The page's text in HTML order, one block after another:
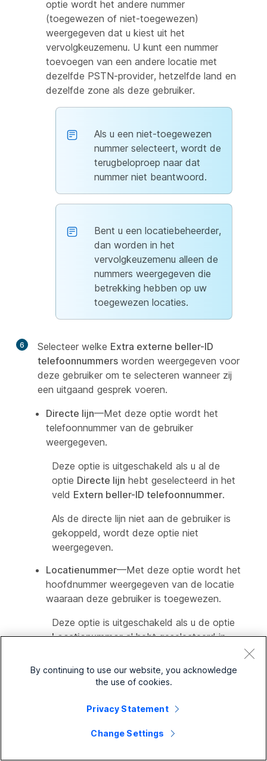
optie wordt het andere nummer
(toegewezen of niet-toegewezen)
weergegeven dat u kiest uit het
vervolgkeuzemenu. U kunt een nummer
toevoegen van een andere locatie met
dezelfde PSTN-provider, hetzelfde land en
dezelfde zone als deze gebruiker.
Als u een niet-toegewezen
nummer selecteert, wordt de
terugbeloproep naar dat
nummer niet beantwoord.
Bent u een locatiebeheerder,
dan worden in het
vervolgkeuzemenu alleen de
nummers weergegeven die
betrekking hebben op uw
toegewezen locaties.
6 Selecteer welke Extra externe beller-ID
telefoonnummers worden weergegeven voor
deze gebruiker om te selecteren wanneer zij
een uitgaand gesprek voeren.
Directe lijn—Met deze optie wordt het
telefoonnummer van de gebruiker
weergegeven.
Deze optie is uitgeschakeld als u al de
optie Directe lijn hebt geselecteerd in het
veld Extern beller-ID telefoonnummer.
Als de directe lijn niet aan de gebruiker is
gekoppeld, wordt deze optie niet
weergegeven.
Locatienummer—Met deze optie wordt het
hoofdnummer weergegeven van de locatie
waaraan deze gebruiker is toegewezen.
Deze optie is uitgeschakeld als u de optie
Locatienummeral hebt geselecteerd in
Als de locatie geen hoofdnummer heeft,
Aangepast nummer van organisatie
deze optie wordt het aangepaste nummer
(toegewezen of niet-toegewezen)
By continuing to use our website, you acknowledge
the use of cookies.
Privacy Statement
Change Settings